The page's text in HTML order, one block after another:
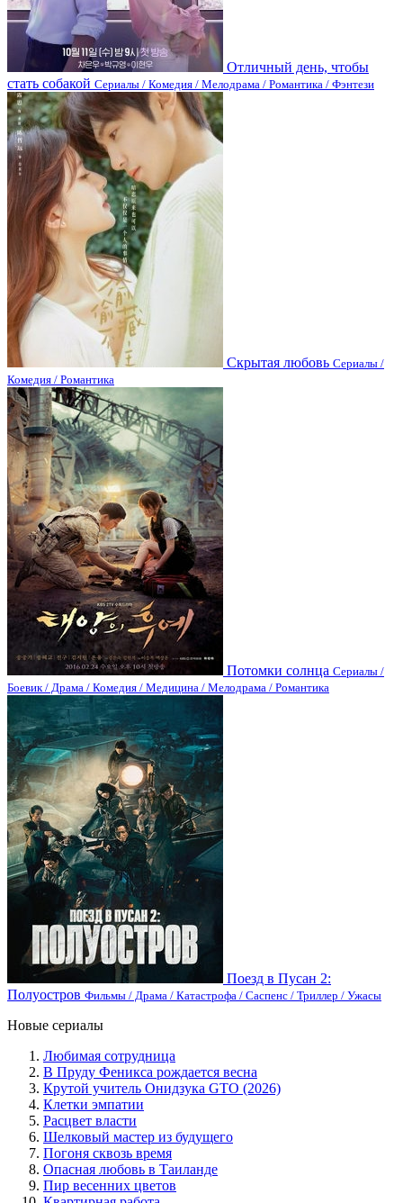
Отличный день, чтобы
стать собакой Сериалы / Комедия / Мелодрама / Романтика / Фэнтези
Скрытая любовь Сериалы /
Комедия / Романтика
Потомки солнца Сериалы /
Боевик / Драма / Комедия / Медицина / Мелодрама / Романтика
Поезд в Пусан 2:
Полуостров Фильмы / Драма / Катастрофа / Саспенс / Триллер / Ужасы
Новые сериалы
Любимая сотрудница
В Пруду Феникса рождается весна
Крутой учитель Онидзука GTO (2026)
Клетки эмпатии
Расцвет власти
Шелковый мастер из будущего
Погоня сквозь время
Опасная любовь в Таиланде
Пир весенних цветов